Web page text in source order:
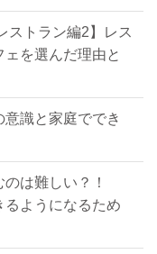
ストラン編2】レス
ェを選んだ理由と
識と家庭ででき
のは難しい？！
ようになるため